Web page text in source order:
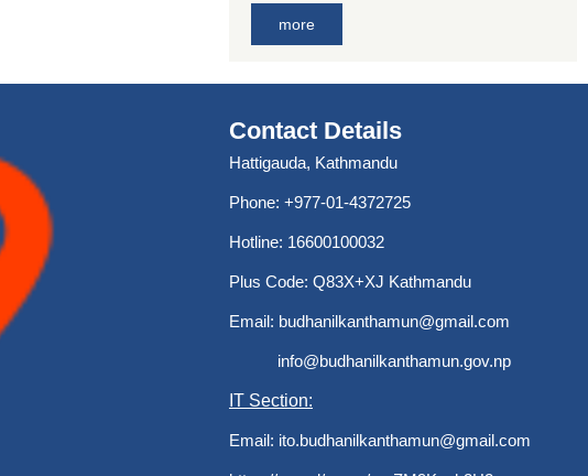
more
Contact Details
Hattigauda, Kathmandu
Phone: +977-01-4372725
Hotline: 16600100032
Plus Code: Q83X+XJ Kathmandu
Email: budhanilkanthamun@gmail.com
info@budhanilkanthamun.gov.np
IT Section:
Email: ito.budhanilkanthamun@gmail.com